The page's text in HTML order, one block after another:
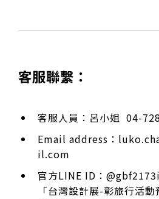
客服聯繫：
客服人員：呂小姐 04-
Email address：
il.com
官方LINE ID：
「台灣設計展-彰旅行活